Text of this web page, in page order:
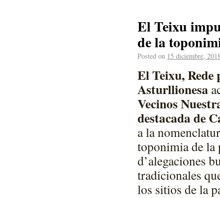
El Teixu
de la
Posted on 15 diciembre,
El Teixu,
Asturllionesa
Vecinos
destacada de
a la
toponimia de la
d’alegaciones
tradicionales
los sitios de la